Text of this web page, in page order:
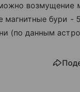
возмущение
магнитные бури -
(по данным